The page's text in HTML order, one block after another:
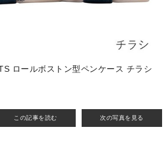
この記事を読む 次の写真を見る
ロールボストン型ペンケース チラシ